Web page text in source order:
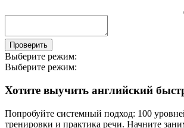
Проверить
Выберите режим:
Выберите режим:
Хотите выучить английский
Попробуйте системный подход: 100
тренировки и практика речи. Начните